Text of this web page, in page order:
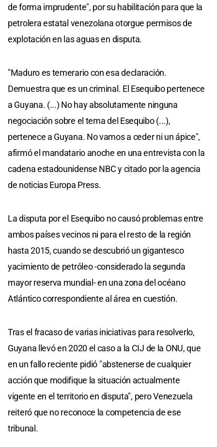
de forma imprudente", por su habilitación para que la
petrolera estatal venezolana otorgue permisos de
explotación en las aguas en disputa.
"Maduro es temerario con esa declaración.
Demuestra que es un criminal. El Esequibo pertenece
a Guyana. (...) No hay absolutamente ninguna
negociación sobre el tema del Esequibo (...),
pertenece a Guyana. No vamos a ceder ni un ápice",
afirmó el mandatario anoche en una entrevista con la
cadena estadounidense NBC y citado por la agencia
de noticias Europa Press.
La disputa por el Esequibo no causó problemas entre
ambos países vecinos ni para el resto de la región
hasta 2015, cuando se descubrió un gigantesco
yacimiento de petróleo -considerado la segunda
mayor reserva mundial- en una zona del océano
Atlántico correspondiente al área en cuestión.
Tras el fracaso de varias iniciativas para resolverlo,
Guyana llevó en 2020 el caso a la CIJ de la ONU, que
en un fallo reciente pidió "abstenerse de cualquier
acción que modifique la situación actualmente
vigente en el territorio en disputa", pero Venezuela
reiteró que no reconoce la competencia de ese
tribunal.